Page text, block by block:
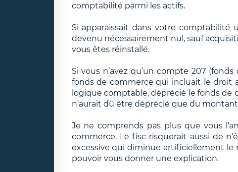
comptabilité parmi les actifs.
Si apparaissait dans votre comptabilité
devenu nécessairement nul, sauf
vous êtes réinstallé.
Si vous n’avez qu’un compte 207
fonds de commerce qui incluait le droit
logique comptable, déprécié le fonds de
n’aurait dû être déprécié que du
Je ne comprends pas plus que vous
commerce. Le fisc risquerait aussi de
excessive qui diminue artificiellement le
pouvoir vous donner une explication.